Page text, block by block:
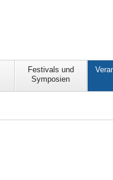
Festivals und
Symposien